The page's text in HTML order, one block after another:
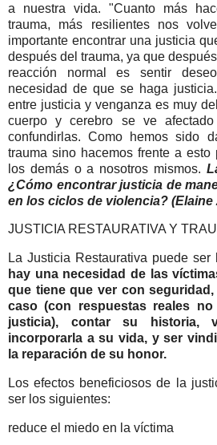
a nuestra vida. "Cuanto más
trauma, más resilientes nos
importante encontrar una justicia
después del trauma, ya que
reacción normal es sentir
necesidad de que se haga
entre justicia y venganza es muy
cuerpo y cerebro se ve
confundirlas. Como hemos sido
trauma sino hacemos frente a esto
los demás o a nosotros mismos.
¿Cómo encontrar justicia de
en los ciclos de violencia? (Elaine
JUSTICIA RESTAURATIVA Y
La Justicia Restaurativa puede ser
hay una necesidad de las
que tiene que ver con
caso (con respuestas reales
justicia), contar su historia,
incorporarla a su vida, y ser
la reparación de su honor.
Los efectos beneficiosos de la
ser los siguientes:
reduce el miedo en la víctima